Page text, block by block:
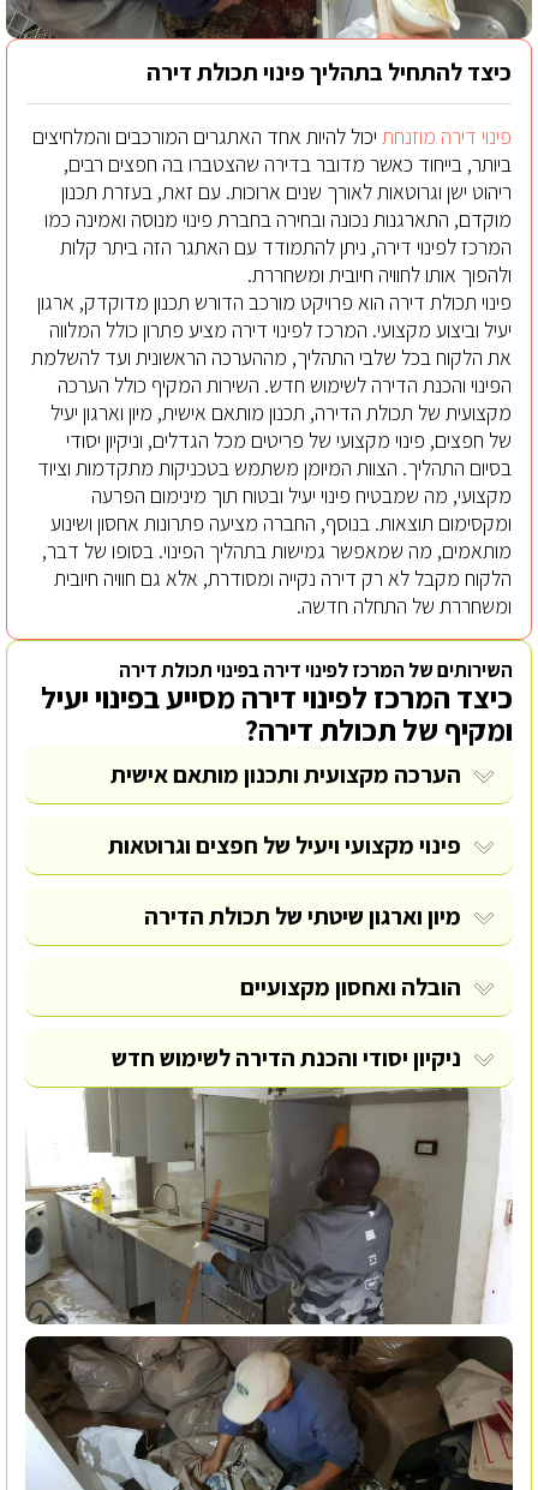
כיצד להתחיל בתהליך פינוי תכולת דירה
פינוי דירה מוזנחת יכול להיות אחד האתגרים המורכבים והמלחיצים
ביותר, בייחוד כאשר מדובר בדירה שהצטברו בה חפצים רבים,
ריהוט ישן וגרוטאות לאורך שנים ארוכות. עם זאת, בעזרת תכנון
מוקדם, התארגנות נכונה ובחירה בחברת פינוי מנוסה ואמינה כמו
המרכז לפינוי דירה, ניתן להתמודד עם האתגר הזה ביתר קלות
ולהפוך אותו לחוויה חיובית ומשחררת.
פינוי תכולת דירה הוא פרויקט מורכב הדורש תכנון מדוקדק, ארגון
יעיל וביצוע מקצועי. המרכז לפינוי דירה מציע פתרון כולל המלווה
את הלקוח בכל שלבי התהליך, מההערכה הראשונית ועד להשלמת
הפינוי והכנת הדירה לשימוש חדש. השירות המקיף כולל הערכה
מקצועית של תכולת הדירה, תכנון מותאם אישית, מיון וארגון יעיל
של חפצים, פינוי מקצועי של פריטים מכל הגדלים, וניקיון יסודי
בסיום התהליך. הצוות המיומן משתמש בטכניקות מתקדמות וציוד
מקצועי, מה שמבטיח פינוי יעיל ובטוח תוך מינימום הפרעה
ומקסימום תוצאות. בנוסף, החברה מציעה פתרונות אחסון ושינוע
מותאמים, מה שמאפשר גמישות בתהליך הפינוי. בסופו של דבר,
הלקוח מקבל לא רק דירה נקייה ומסודרת, אלא גם חוויה חיובית
ומשחררת של התחלה חדשה.
השירותים של המרכז לפינוי דירה בפינוי תכולת דירה
כיצד המרכז לפינוי דירה מסייע בפינוי יעיל
ומקיף של תכולת דירה?
הערכה מקצועית ותכנון מותאם אישית
פינוי מקצועי ויעיל של חפצים וגרוטאות
מיון וארגון שיטתי של תכולת הדירה
הובלה ואחסון מקצועיים
ניקיון יסודי והכנת הדירה לשימוש חדש